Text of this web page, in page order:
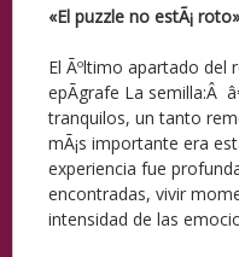
«El puzzle no estÃ¡ roto»
El Ãºltimo apartado del
epÃ­grafe La semilla:Â
tranquilos, un tanto
mÃ¡s importante era
experiencia fue
encontradas, vivir
intensidad de las